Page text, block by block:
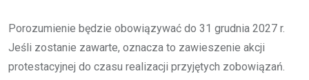
Porozumienie będzie obowiązywać do 31 grudnia 2027 r.
Jeśli zostanie zawarte, oznacza to zawieszenie akcji
protestacyjnej do czasu realizacji przyjętych zobowiązań.